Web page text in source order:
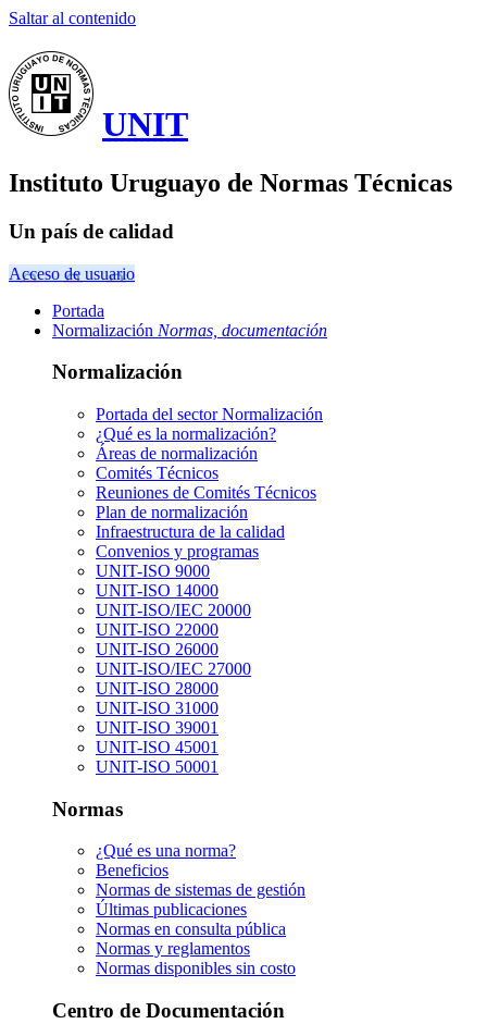
Saltar al contenido
UNIT
Instituto Uruguayo de Normas Técnicas
Un país de calidad
Acceso de usuario
Portada
Normalización Normas, documentación
Normalización
Portada del sectorNormalización
¿Qué es la normalización?
Áreas de normalización
Comités Técnicos
Reuniones de Comités Técnicos
Plan de normalización
Infraestructura de la calidad
Convenios y programas
UNIT-ISO 9000
UNIT-ISO 14000
UNIT-ISO/IEC 20000
UNIT-ISO 22000
UNIT-ISO 26000
UNIT-ISO/IEC 27000
UNIT-ISO 28000
UNIT-ISO 31000
UNIT-ISO 39001
UNIT-ISO 45001
UNIT-ISO 50001
Normas
¿Qué es una norma?
Beneficios
Normas de sistemas de gestión
Últimas publicaciones
Normas en consulta pública
Normas y reglamentos
Normas disponibles sin costo
Centro de Documentación